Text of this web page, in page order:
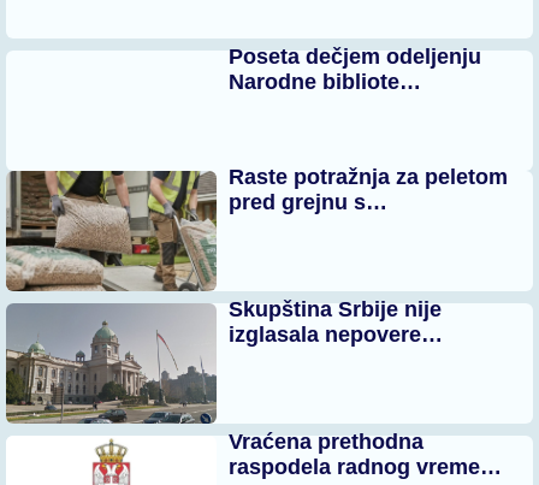
Poseta dečjem odeljenju
Narodne bibliote…
Raste potražnja za peletom
pred grejnu s…
Skupština Srbije nije
izglasala nepovere…
Vraćena prethodna
raspodela radnog vreme…